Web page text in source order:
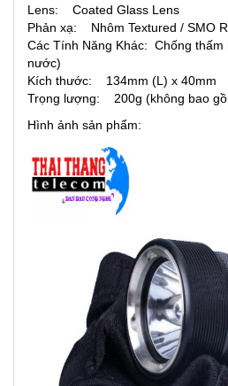
Lens: Coated Glass Lens
Phản xạ: Nhôm Textured / SMO
Các Tính Năng Khác: Chống
nước)
Kích thước: 134mm (L) x 40mm
Trọng lượng: 200g (không bao
Hình ảnh sản phẩm: